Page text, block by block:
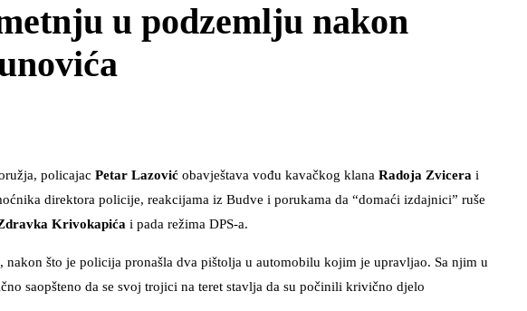
u podzemlju nakon
policajac Petar Lazović obavještava vođu kavačkog klana Radoja Zvicera i
direktora policije, reakcijama iz Budve i porukama da “domaći izdajnici” ruše
Krivokapića i pada režima DPS-a.
što je policija pronašla dva pištolja u automobilu kojim je upravljao. Sa njim u
saopšteno da se svoj trojici na teret stavlja da su počinili krivično djelo